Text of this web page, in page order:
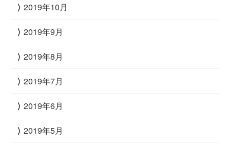
2019年10月
2019年9月
2019年8月
2019年7月
2019年6月
2019年5月